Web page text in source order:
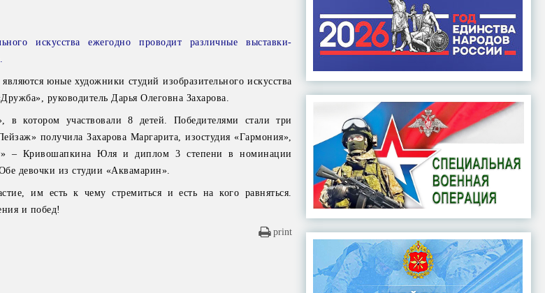
искусства ежегодно проводит различные выставки-
юные художники студий изобразительного искусства
руководитель Дарья Олеговна Захарова.
в котором участвовали 8 детей. Победителями стали три
получила Захарова Маргарита, изостудия «Гармония»,
– Кривошапкина Юля и диплом 3 степени в номинации
девочки из студии «Аквамарин».
им есть к чему стремиться и есть на кого равняться.
и побед!
print